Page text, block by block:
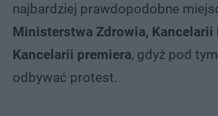
najbardziej prawdopodobne
Ministerstwa Zdrowia, Kancelarii
Kancelarii premiera, gdyż pod
odbywać protest.